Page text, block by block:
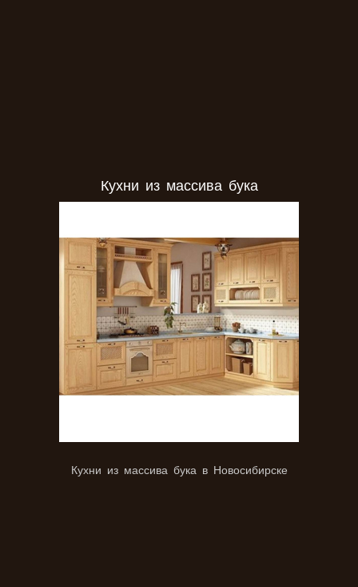
Кухни из массива бука
Кухни из массива бука в Новосибирске